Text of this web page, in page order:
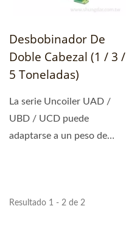
Desbobinador De
Doble Cabezal (1 / 3 /
5 Toneladas)
La serie Uncoiler UAD /
UBD / UCD puede
adaptarse a un peso de
Resultado 1 - 2 de 2